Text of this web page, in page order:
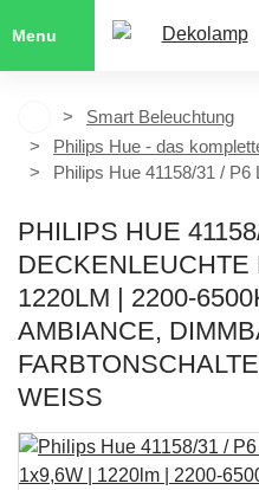
Menu
Smart Beleuchtung
Philips Hue - das
Philips Hue 41158/31 /
PHILIPS HUE
DECKENLEUCHTE
1220LM | 2200-
AMBIANCE,
WEISS